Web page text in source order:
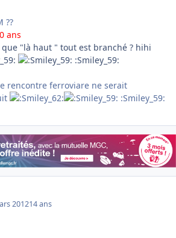
??
ans
"là haut " tout est branché ? hihi
:Smiley_59:
rencontre ferroviare ne serait
:Smiley_59:
201214 ans